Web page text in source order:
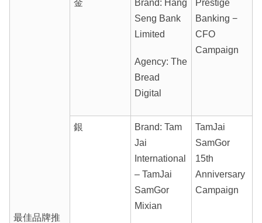
最佳品牌推
金
Brand: Hang
Seng Bank
Limited
Agency: The
Bread
Digital
Prestige
Banking −
CFO
Campaign
銀
Brand: Tam
Jai
International
– TamJai
SamGor
Mixian
TamJai
SamGor
15th
Anniversary
Campaign